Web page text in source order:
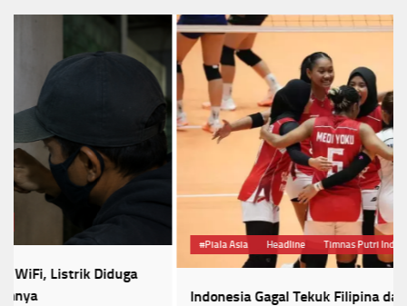
#Piala Asia Headline Timnas Putri Indonesia Volli Ball
Indonesia Gagal Tekuk Filipina dan Finis Ketiga di SEA V